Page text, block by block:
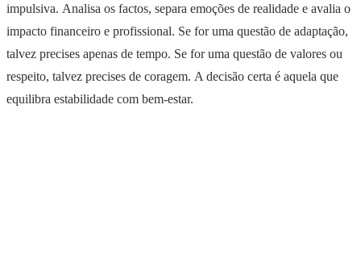
impulsiva. Analisa os factos, separa emoções de realidade e avalia o
impacto financeiro e profissional. Se for uma questão de adaptação,
talvez precises apenas de tempo. Se for uma questão de valores ou
respeito, talvez precises de coragem. A decisão certa é aquela que
equilibra estabilidade com bem-estar.